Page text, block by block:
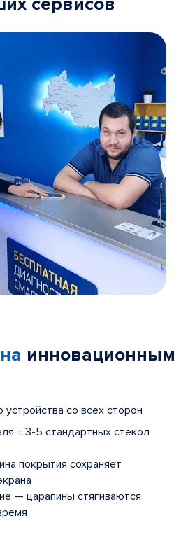
инновационным
со всех сторон
= 3-5 стандартных стекол
покрытия сохраняет
— царапины стягиваются